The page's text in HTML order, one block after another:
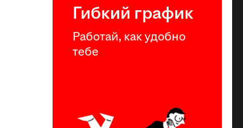
Гибкий график
Работай, как удобно
тебе